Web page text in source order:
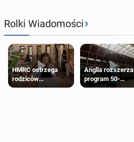
Rolki Wiadomości›
HMRC ostrzega
rodziców
pobierających Child
Anglia rozszerza
program 50-
procentowych